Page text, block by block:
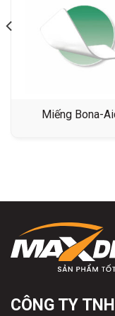
Miếng Bona-
CÔNG TY